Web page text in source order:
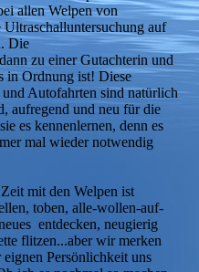
allen Welpen von
auf
Die
zu einer Gutachterin und
in Ordnung ist! Diese
Autofahrten sind natürlich
aufregend und neu für die
es kennenlernen, denn es
mal wieder notwendig
mit den Welpen ist
toben, alle-wollen-auf-
entdecken, neugierig
flitzen...aber wir merken
eignen Persönlichkeit uns